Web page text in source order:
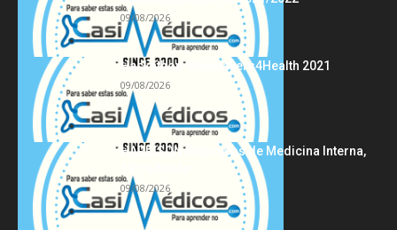
09/08/2026
Hackathon Innomakers4Health 2021
09/08/2026
HARRISON Principios de Medicina Interna,
09/08/2026